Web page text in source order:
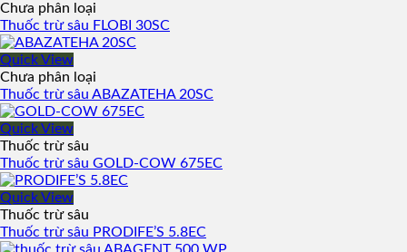
Chưa phân loại
Thuốc trừ sâu FLOBI 30SC
Quick View
Chưa phân loại
Thuốc trừ sâu ABAZATEHA 20SC
Quick View
Thuốc trừ sâu
Thuốc trừ sâu GOLD-COW 675EC
Quick View
Thuốc trừ sâu
Thuốc trừ sâu PRODIFE’S 5.8EC